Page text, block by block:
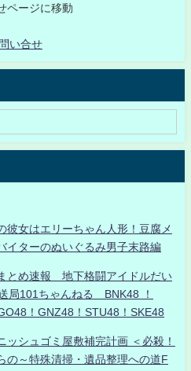
ページに移動
い合せ
女はエリーちゃん人形！豆腐メ
イターのぬいぐるみ男子末路編
とめ速報 地下格闘アイドルだい
局101ちゃんねる BNK48 ！
！GNZ48！STU48！SKE48
ッシュゴミ屋敷補完計画 ＜必殺！
の～特殊清掃・遺品整理への道F